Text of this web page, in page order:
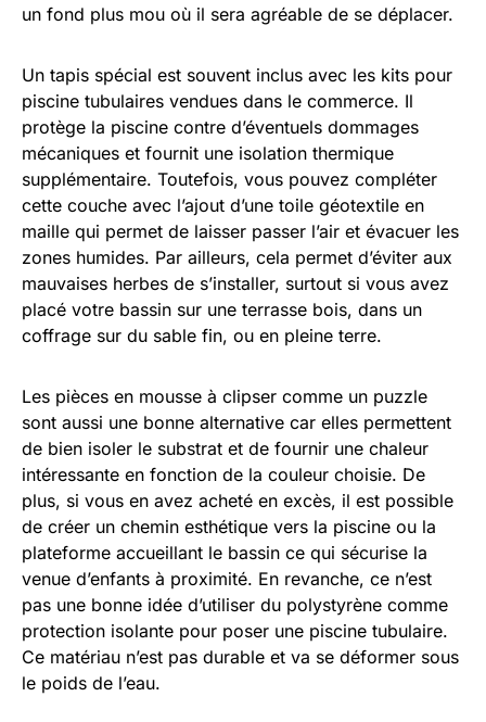
un fond plus mou où il sera agréable de se déplacer.
Un tapis spécial est souvent inclus avec les kits pour
piscine tubulaires vendues dans le commerce. Il
protège la piscine contre d’éventuels dommages
mécaniques et fournit une isolation thermique
supplémentaire. Toutefois, vous pouvez compléter
cette couche avec l’ajout d’une toile géotextile en
maille qui permet de laisser passer l’air et évacuer les
zones humides. Par ailleurs, cela permet d’éviter aux
mauvaises herbes de s’installer, surtout si vous avez
placé votre bassin sur une terrasse bois, dans un
coffrage sur du sable fin, ou en pleine terre.
Les pièces en mousse à clipser comme un puzzle
sont aussi une bonne alternative car elles permettent
de bien isoler le substrat et de fournir une chaleur
intéressante en fonction de la couleur choisie. De
plus, si vous en avez acheté en excès, il est possible
de créer un chemin esthétique vers la piscine ou la
plateforme accueillant le bassin ce qui sécurise la
venue d’enfants à proximité. En revanche, ce n’est
pas une bonne idée d’utiliser du polystyrène comme
protection isolante pour poser une piscine tubulaire.
Ce matériau n’est pas durable et va se déformer sous
le poids de l’eau.